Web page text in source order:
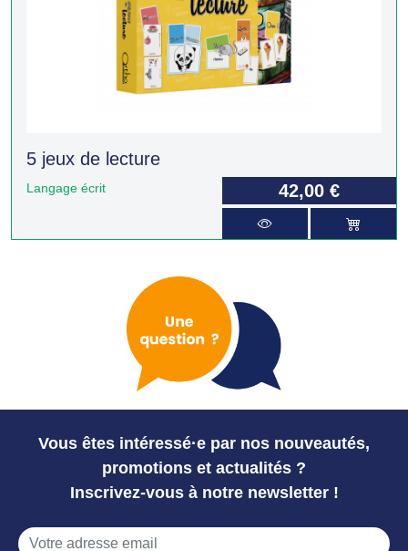
5 jeux de lecture
Langage écrit 42,00 €
Vous êtes intéressé·e par nos nouveautés,
promotions et actualités ?
Inscrivez-vous à notre newsletter !